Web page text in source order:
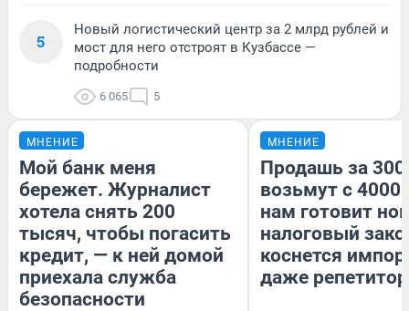
5
Новый логистический центр за 2 млрд рублей и
мост для него отстроят в Кузбассе —
подробности
6 065 5
МНЕНИЕ
Мой банк меня
бережет. Журналист
хотела снять 200
тысяч, чтобы погасить
кредит, — к ней домой
приехала служба
безопасности
МНЕНИЕ
Продашь за
возьмут с
нам готовит
налоговый
коснется
даже